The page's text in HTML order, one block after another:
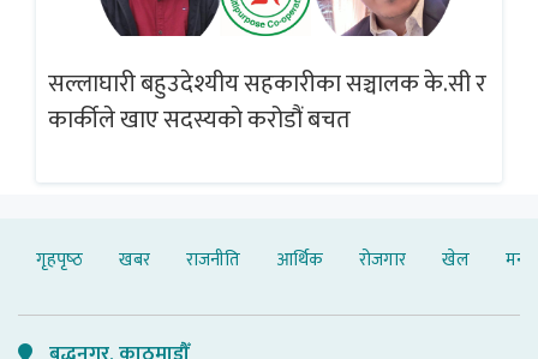
सल्लाघारी बहुउदेश्यीय सहकारीका सञ्चालक के.सी र
कार्कीले खाए सदस्यको करोडौं बचत
गृहपृष्‍ठ खबर राजनीति आर्थिक रोजगार खेल